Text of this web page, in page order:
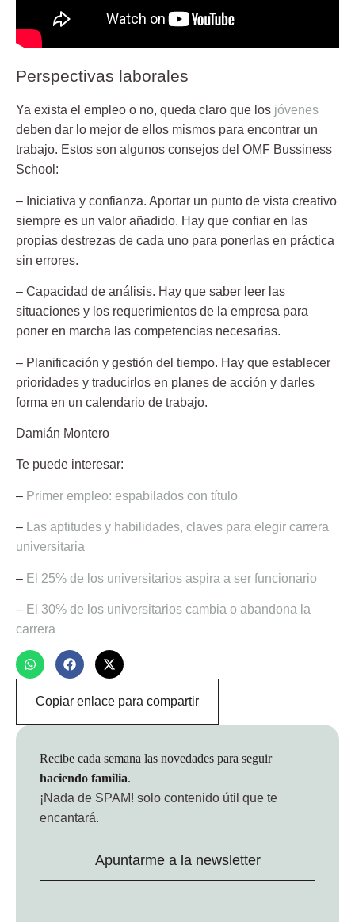
Perspectivas laborales
Ya exista el empleo o no, queda claro que los jóvenes
deben dar lo mejor de ellos mismos para encontrar un
trabajo. Estos son algunos consejos del OMF Bussiness
School :
– Iniciativa y confianza. Aportar un punto de vista creativo
siempre es un valor añadido. Hay que confiar en las
propias destrezas de cada uno para ponerlas en práctica
sin errores.
– Capacidad de análisis. Hay que saber leer las
situaciones y los requerimientos de la empresa para
poner en marcha las competencias necesarias.
– Planificación y gestión del tiempo. Hay que establecer
prioridades y traducirlos en planes de acción y darles
forma en un calendario de trabajo.
Damián Montero
Te puede interesar:
– Primer empleo: espabilados con título
–
Las aptitudes y habilidades, claves para elegir carrera
universitaria
– El 25% de los universitarios aspira a ser funcionario
– El 30% de los universitarios cambia o abandona la
carrera
Copiar enlace para compartir
Recibe cada semana las novedades para seguir
haciendo familia.
¡Nada de SPAM! solo contenido útil que te
encantará.
Apuntarme a la newsletter